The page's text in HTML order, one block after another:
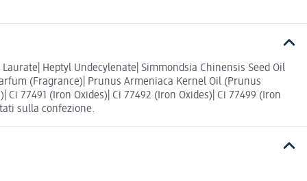
Heptyl Undecylenate| Simmondsia Chinensis Seed Oil
(Fragrance)| Prunus Armeniaca Kernel Oil (Prunus
77491 (Iron Oxides)| Ci 77492 (Iron Oxides)| Ci 77499 (Iron
sulla confezione.